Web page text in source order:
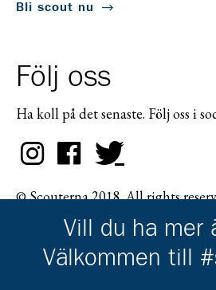
Bli scout nu
Följ oss
Ha koll på det senaste. Följ oss i
© Scouterna 2018. All rights
Vill du ha mer
Välkommen till